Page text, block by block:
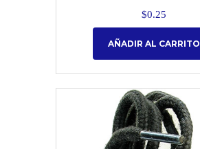
$0.25
AÑADIR AL CARRITO